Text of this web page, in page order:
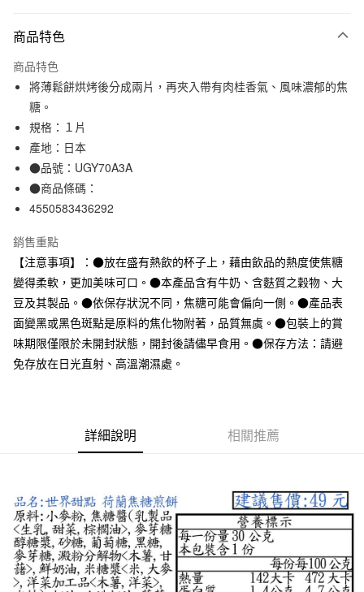
信用卡一次付款
信用卡分期付款
3 期 0 利率 每期
合作金庫商業銀行
華南商業銀行
上海商業儲蓄銀行
臺灣中小企業銀行
匯豐（台灣）商業銀行
元大商業銀行
玉山商業銀行
星展（台灣）商業銀行
台新國際商業銀行
中國信託商業銀行
台灣樂天信用卡公司
超商取貨付款
LINE Pay
Apple Pay
悠遊付
運送方式
全家取貨付款
每筆NT$65，滿NT$1,000(含以上)免運費
付款後全家取貨
每筆NT$65，滿NT$1,000(含以上)免運費
每筆NT$65，滿NT$1,000(含以上)免運費
宅配
每筆NT$150，滿NT$2,000(含以上)免運費
無印良品門市自取
商品特色
商品特色
將薄鬆餅烘烤後分成兩片，再夾入帶有肉桂香氣、風味濃郁的焦
糖。
規格：１片
產地：日本
●品號：UGY70A3A
●商品條碼：
4550583436292
銷售重點
【注意事項】：●放在盛有熱飲的杯子上，藉由飲品的熱度使焦糖
變得柔軟，更加美味可口。●本產品含有牛奶、含麩質之穀物、大
豆及其製品。●依保存狀況不同，焦糖可能會偏向一側。●產品表
面變黑或黑色斑點是原料的焦化物附著，品質無虞。●包裝上的賞
味期限僅限於未開封狀態，開封後請儘早食用。●保存方法：請避
免存放在日光直射、高溫潮濕處。
詳細說明 相關推薦